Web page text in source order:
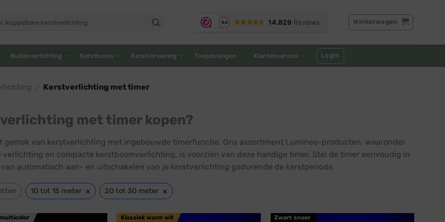
Winkelwagen
Buitenverlichting Kerstboom Kerstversiering Toepassingen Klantenservice Login
Kerstverlichting met timer
met timer kopen?
gemak van kerstverlichting met ingebouwde timerfunctie. Ons assortiment Lumineo-producten, waaronder
verlichting en compacte kerstboomverlichting, is voorzien van deze handige timer. Stel de timer eenvoudig in
automatisch aan- en uitschakelen van je kerstverlichting gedurende de kerstperiode.
10 tot 15 meter × 20 tot 30 meter ×
Klassiek warm wit
Zwart snoer